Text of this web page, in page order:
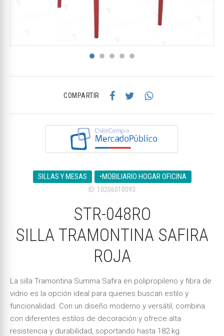
COMPARTIR
SILLAS Y MESAS
•MOBILIARIO HOGAR OFICINA
ID: 10206010093
STR-048RO
SILLA TRAMONTINA SAFIRA
ROJA
La silla Tramontina Summa Safira en polipropileno y fibra de
vidrio es la opción ideal para quienes buscan estilo y
funcionalidad. Con un diseño moderno y versátil, combina
con diferentes estilos de decoración y ofrece alta
resistencia y durabilidad, soportando hasta 182 kg.